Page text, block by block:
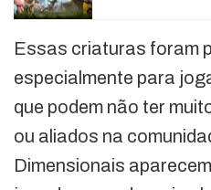
Essas criaturas foram
especialmente para
que podem não ter
ou aliados na
Dimensionais